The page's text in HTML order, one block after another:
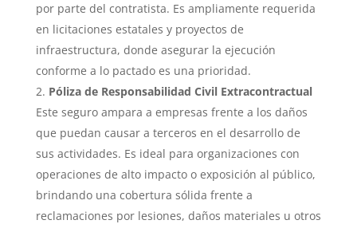
por parte del contratista. Es ampliamente requerida
en licitaciones estatales y proyectos de
infraestructura, donde asegurar la ejecución
conforme a lo pactado es una prioridad.
Póliza de Responsabilidad Civil Extracontractual
Este seguro ampara a empresas frente a los daños
que puedan causar a terceros en el desarrollo de
sus actividades. Es ideal para organizaciones con
operaciones de alto impacto o exposición al público,
brindando una cobertura sólida frente a
reclamaciones por lesiones, daños materiales u otros